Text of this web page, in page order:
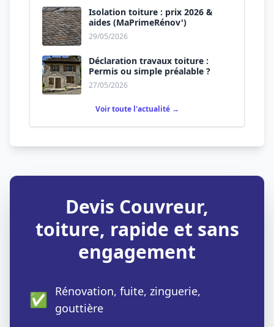
Isolation toiture : prix 2026 &
aides (MaPrimeRénov')
29/05/2026
Déclaration travaux toiture :
Permis ou simple préalable ?
27/05/2026
Voir toute l'actualité →
Devis Couvreur,
toiture, rapide et sans
engagement
✅ Rénovation, fuite, zinguerie,
gouttière